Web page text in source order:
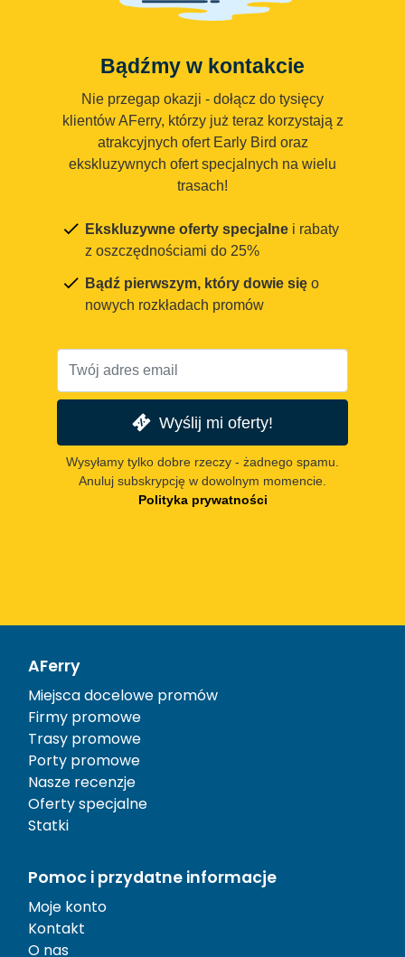
Bądźmy w kontakcie
Nie przegap okazji - dołącz do tysięcy
klientów AFerry, którzy już teraz korzystają z
atrakcyjnych ofert Early Bird oraz
ekskluzywnych ofert specjalnych na wielu
trasach!
Ekskluzywne oferty specjalne i rabaty
z oszczędnościami do 25%
Bądź pierwszym, który dowie się o
nowych rozkładach promów
Wyślij mi oferty!
Wysyłamy tylko dobre rzeczy - żadnego spamu.
Anuluj subskrypcję w dowolnym momencie.
Polityka prywatności
AFerry
Miejsca docelowe promów
Firmy promowe
Trasy promowe
Porty promowe
Nasze recenzje
Oferty specjalne
Statki
Pomoc i przydatne informacje
Moje konto
Kontakt
O nas